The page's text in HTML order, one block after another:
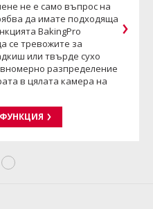
не е само въпрос на
да имате подходяща
BakingPro
се тревожите за
или твърде сухо
разпределение
в цялата камера на